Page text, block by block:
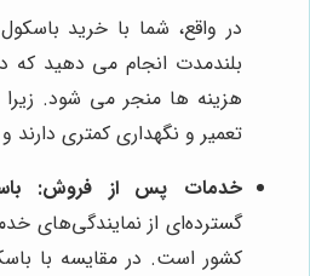
در واقع، شما با خرید
بلندمدت انجام می دهید که
هزینه ها منجر می شود.
تعمیر و نگهداری کمتری دارند
خدمات پس از فروش:
گسترده‌ای از نمایندگی‌های
کشور است. در مقایسه با